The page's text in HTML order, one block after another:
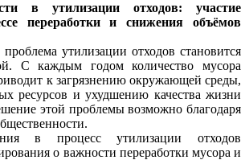
в утилизации отходов: участие
переработки и снижения объёмов
утилизации отходов становится
С каждым годом количество мусора
к загрязнению окружающей среды,
ресурсов и ухудшению качества жизни
этой проблемы возможно благодаря
в процесс утилизации отходов
о важности переработки мусора и